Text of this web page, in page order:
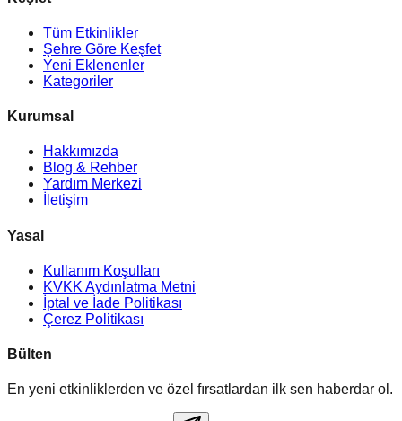
Tüm Etkinlikler
Şehre Göre Keşfet
Yeni Eklenenler
Kategoriler
Kurumsal
Hakkımızda
Blog & Rehber
Yardım Merkezi
İletişim
Yasal
Kullanım Koşulları
KVKK Aydınlatma Metni
İptal ve İade Politikası
Çerez Politikası
Bülten
En yeni etkinliklerden ve özel fırsatlardan ilk sen haberdar ol.